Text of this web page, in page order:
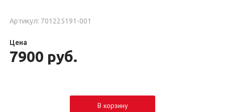
Артикул: 701225191-001
Цена
7900 руб.
В корзину